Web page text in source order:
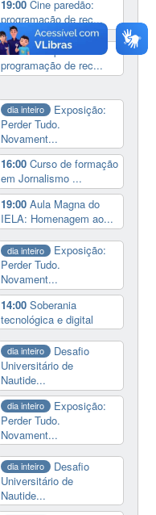
19:00Cine paredão:
programação de rec...
19:00 Cine paredão:
programação de rec...
dia inteiro
Exposição:
Perder Tudo.
Novament...
16:00Curso de formação
em Jornalismo ...
19:00Aula Magna do
IELA: Homenagem ao...
dia inteiro
Exposição:
Perder Tudo.
Novament...
14:00Soberania
tecnológica e digital
dia inteiro
Desafio
Universitário de
Nautide...
dia inteiro
Exposição:
Perder Tudo.
Novament...
dia inteiro
Desafio
Universitário de
Nautide...